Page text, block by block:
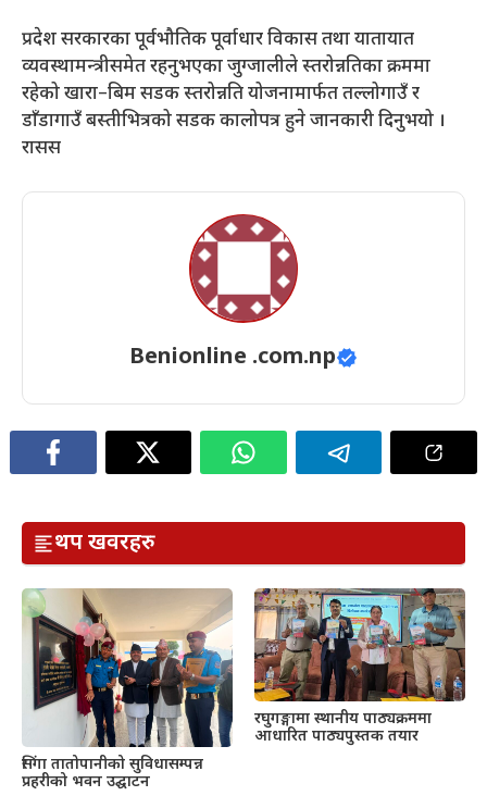
प्रदेश सरकारका पूर्वभौतिक पूर्वाधार विकास तथा यातायात
व्यवस्थामन्त्रीसमेत रहनुभएका जुग्जालीले स्तरोन्नतिका क्रममा
रहेको खारा–बिम सडक स्तरोन्नति योजनामार्फत तल्लोगाउँ र
डाँडागाउँ बस्तीभित्रको सडक कालोपत्र हुने जानकारी दिनुभयो ।
रासस
Benionline .com.np
थप खवरहरु
सिंगा तातोपानीको सुविधासम्पन्न
प्रहरीको भवन उद्घाटन
रघुगङ्गामा स्थानीय पाठ्यक्रममा
आधारित पाठ्यपुस्तक तयार